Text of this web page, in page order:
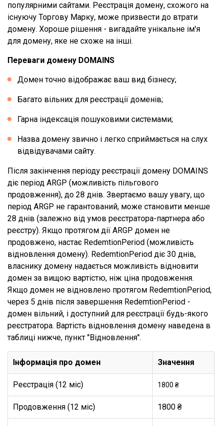
популярними сайтами. Реєстрація домену, схожого на
існуючу Торгову Марку, може призвести до втрати
домену. Хороше рішення - вигадайте унікальне ім'я
для домену, яке не схоже на інші.
Переваги домену DOMAINS
Домен точно відображає ваш вид бізнесу;
Багато вільних для реєстрації доменів;
Гарна індексація пошуковими системами;
Назва домену звично і легко сприймається на слух
відвідувачами сайту.
Після закінчення періоду реєстрації домену DOMAINS
діє період ARGP (можливість пільгового
продовження), до 28 днів. Звертаємо вашу увагу, що
період ARGP не гарантований, може становити менше
28 днів (залежно від умов реєстратора-партнера або
реєстру). Якщо протягом дії ARGP домен не
продовжено, настає RedemtionPeriod (можливість
відновлення домену). RedemtionPeriod діє 30 днів,
власнику домену надається можливість відновити
домен за вищою вартістю, ніж ціна продовження.
Якщо домен не відновлено протягом RedemtionPeriod,
через 5 днів після завершення RedemtionPeriod -
домен вільний, і доступний для реєстрації будь-якого
реєстратора. Вартість відновлення домену наведена в
таблиці нижче, пункт "Відновлення".
Інформація про домен Значення
Реєстрація (12 міс) 1800 ₴
Продовження (12 міс) 1800 ₴